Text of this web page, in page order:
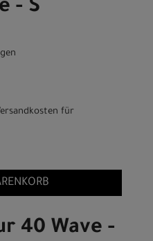
- S
für
40 Wave -